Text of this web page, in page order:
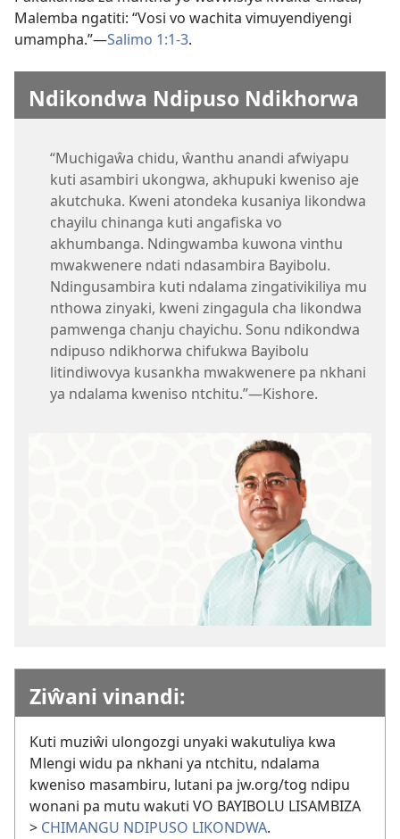
Malemba ngatiti: “Vosi vo wachita vimuyendiyengi
umampha.”—Salimo 1:1-3.
Ndikondwa Ndipuso Ndikhorwa
“Muchigaŵa chidu, ŵanthu anandi afwiyapu
kuti asambiri ukongwa, akhupuki kweniso aje
akutchuka. Kweni atondeka kusaniya likondwa
chayilu chinanga kuti angafiska vo
akhumbanga. Ndingwamba kuwona vinthu
mwakwenere ndati ndasambira Bayibolu.
Ndingusambira kuti ndalama zingativikiliya mu
nthowa zinyaki, kweni zingagula cha likondwa
pamwenga chanju chayichu. Sonu ndikondwa
ndipuso ndikhorwa chifukwa Bayibolu
litindiwovya kusankha mwakwenere pa nkhani
ya ndalama kweniso ntchitu.”—Kishore.
Ziŵani vinandi:
Kuti muziŵi ulongozgi unyaki wakutuliya kwa
Mlengi widu pa nkhani ya ntchitu, ndalama
kweniso masambiru, lutani pa jw.org/tog ndipu
wonani pa mutu wakuti VO BAYIBOLU LISAMBIZA
> CHIMANGU NDIPUSO LIKONDWA.